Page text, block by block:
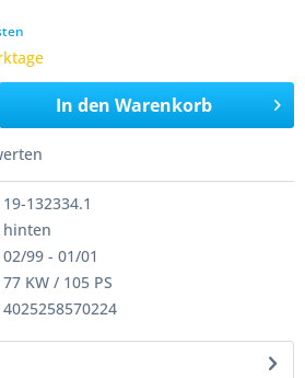
In den Warenkorb
19-132334.1
hinten
02/99 - 01/01
77 KW / 105 PS
4025258570224